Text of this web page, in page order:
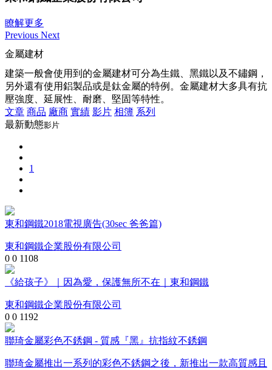
瞭解更多
Previous Next
金屬建材
建築一般會使用到的金屬建材可分為生鐵、黑鐵以及不鏽鋼，
另外還有使用鋁製品或是鈦金屬的特例。金屬建材大多具有抗
壓強度、延展性、耐磨、堅固等特性。
文章 商品 廠商 實績 影片 相簿 系列
最新動態影片
1
東和鋼鐵2018電視廣告(30sec 爸爸篇)
東和鋼鐵企業股份有限公司
0 0 1108
《給孩子》｜因為愛，保護無所不在｜東和鋼鐵
東和鋼鐵企業股份有限公司
0 0 1192
聯琦金屬彩色不銹鋼 - 質感『黑』抗指紋不銹鋼
聯琦金屬推出一系列的彩色不銹鋼之後，新推出一款高質感且